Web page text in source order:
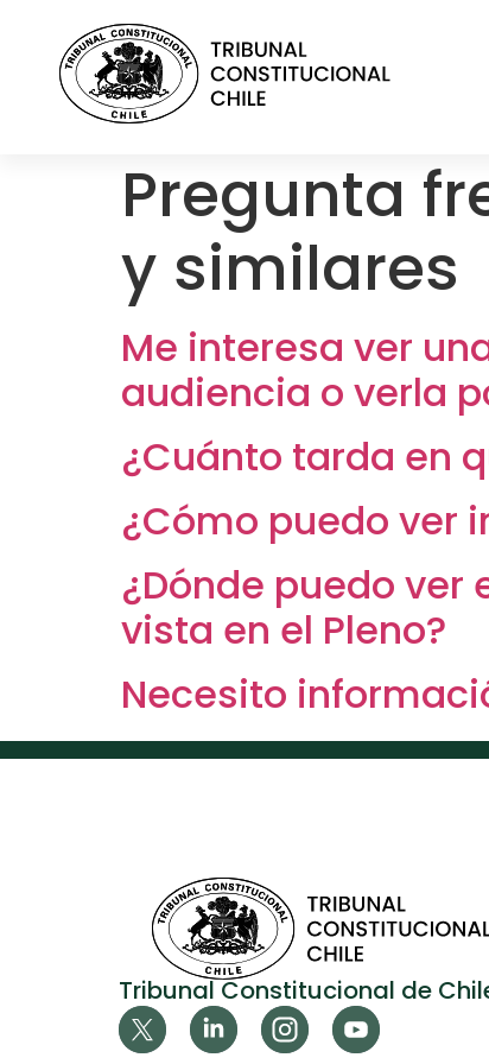
Pregunta
y similares
Me interesa ver
audiencia o verla
¿Cuánto tarda en
¿Cómo puedo ver
¿Dónde puedo
vista en el Pleno?
Necesito
Tribunal Constitucional de